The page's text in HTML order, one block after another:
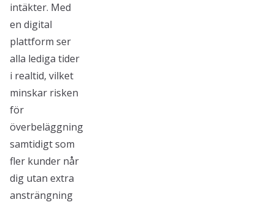
intäkter. Med
en digital
plattform ser
alla lediga tider
i realtid, vilket
minskar risken
för
överbeläggning
samtidigt som
fler kunder når
dig utan extra
ansträngning